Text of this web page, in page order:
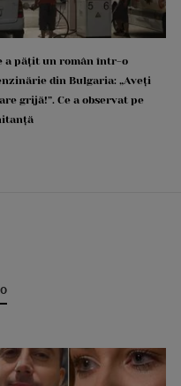
a pățit un român într-o
din Bulgaria: „Aveți
grijă!”. Ce a observat pe